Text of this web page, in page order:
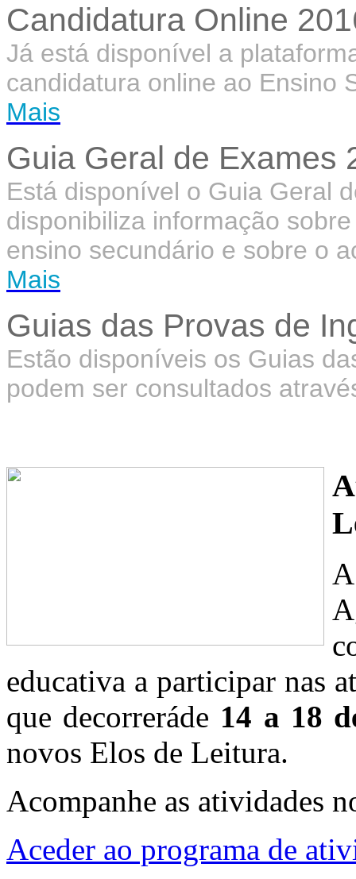
Candidatura Online
Já está disponível a
candidatura online ao Ensino
Mais
Guia Geral de Exames
Está disponível o Guia Geral
disponibiliza informação
ensino secundário e sobre o
Mais
Guias das Provas de
Estão disponíveis os Guias
podem ser consultados
educativa a participar nas
que decorreráde 14 a 18
novos Elos de Leitura.
Acompanhe as atividades
Aceder ao programa de